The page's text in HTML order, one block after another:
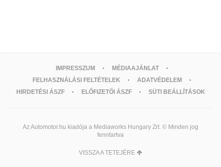
IMPRESSZUM
MÉDIAAJÁNLAT
FELHASZNÁLÁSI FELTÉTELEK
ADATVÉDELEM
HIRDETÉSI ÁSZF
ELŐFIZETŐI ÁSZF SÜTI BEÁLLÍTÁSOK
Az Automotor.hu kiadója a Mediaworks Hungary Zrt. © Minden jog
fenntartva
VISSZA A TETEJÉRE